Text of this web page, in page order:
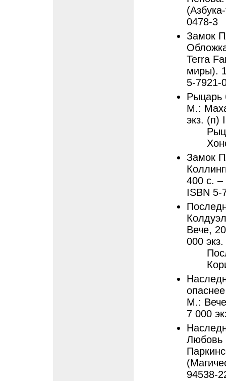
0478-3
Замок
Terra
миры).
5-7921-
Рыцарь
М.:
экз. (п)
Замок
400 с. –
ISBN 5-
Вече,
000
М.:
7 000
Любовь
94538-